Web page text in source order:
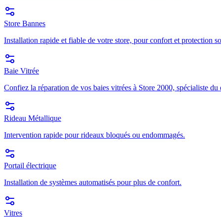
Store Bannes
Installation rapide et fiable de votre store, pour confort et protection
Baie Vitrée
Confiez la réparation de vos baies vitrées à Store 2000, spécialiste
Rideau Métallique
Intervention rapide pour rideaux bloqués ou endommagés.
Portail électrique
Installation de systèmes automatisés pour plus de confort.
Vitres